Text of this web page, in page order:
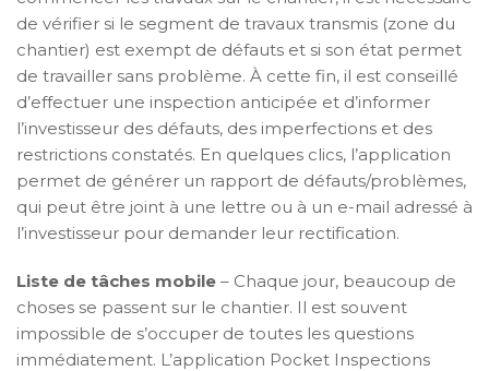
de vérifier si le segment de travaux transmis (zone du
chantier) est exempt de défauts et si son état permet
de travailler sans problème. À cette fin, il est conseillé
d’effectuer une inspection anticipée et d’informer
l’investisseur des défauts, des imperfections et des
restrictions constatés. En quelques clics, l’application
permet de générer un rapport de défauts/problèmes,
qui peut être joint à une lettre ou à un e-mail adressé à
l’investisseur pour demander leur rectification.
Liste de tâches mobile – Chaque jour, beaucoup de
choses se passent sur le chantier. Il est souvent
impossible de s’occuper de toutes les questions
immédiatement. L’application Pocket Inspections